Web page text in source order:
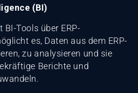
(BI)
Tools über ERP-
es, Daten aus dem ERP-
zu analysieren und sie
Berichte und